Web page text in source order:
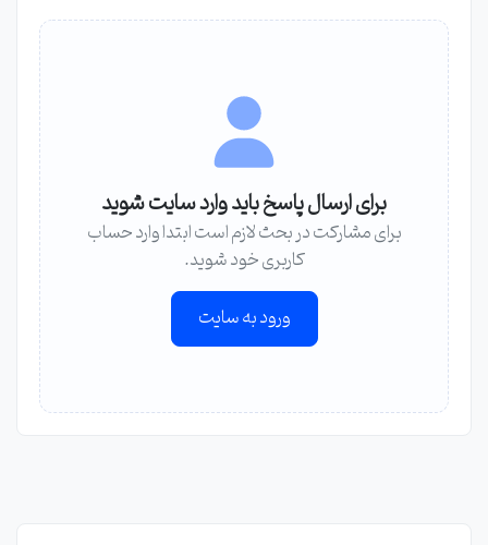
برای ارسال پاسخ باید وارد سایت شوید
برای مشارکت در بحث لازم است ابتدا وارد حساب
کاربری خود شوید.
ورود به سایت